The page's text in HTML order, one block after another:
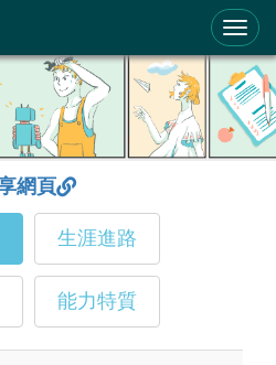
助系統
網頁
生涯進路
能力特質